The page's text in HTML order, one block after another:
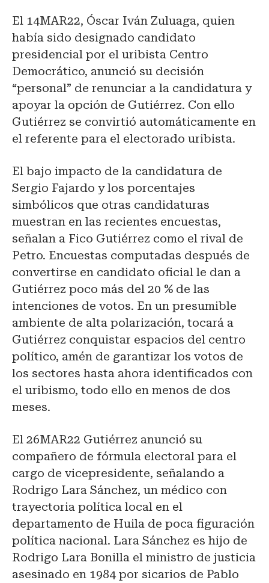
El 14MAR22, Óscar Iván Zuluaga, quien
había sido designado candidato
presidencial por el uribista Centro
Democrático, anunció su decisión
“personal” de renunciar a la candidatura y
apoyar la opción de Gutiérrez. Con ello
Gutiérrez se convirtió automáticamente en
el referente para el electorado uribista.
El bajo impacto de la candidatura de
Sergio Fajardo y los porcentajes
simbólicos que otras candidaturas
muestran en las recientes encuestas,
señalan a Fico Gutiérrez como el rival de
Petro. Encuestas computadas después de
convertirse en candidato oficial le dan a
Gutiérrez poco más del 20 % de las
intenciones de votos. En un presumible
ambiente de alta polarización, tocará a
Gutiérrez conquistar espacios del centro
político, amén de garantizar los votos de
los sectores hasta ahora identificados con
el uribismo, todo ello en menos de dos
meses.
El 26MAR22 Gutiérrez anunció su
compañero de fórmula electoral para el
cargo de vicepresidente, señalando a
Rodrigo Lara Sánchez, un médico con
trayectoria política local en el
departamento de Huila de poca figuración
política nacional. Lara Sánchez es hijo de
Rodrigo Lara Bonilla el ministro de justicia
asesinado en 1984 por sicarios de Pablo